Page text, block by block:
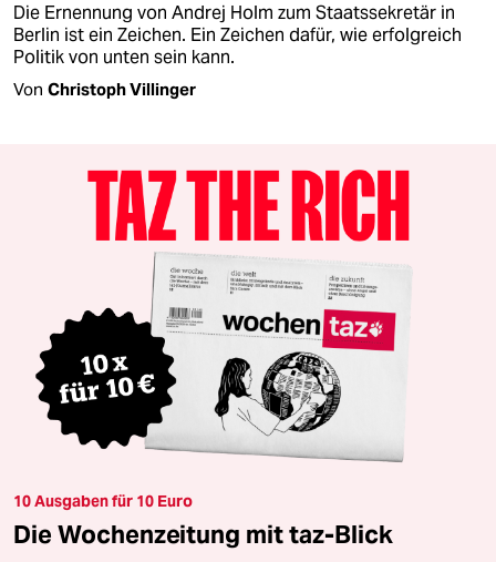
Die Ernennung von Andrej Holm zum Staatssekretär in
Berlin ist ein Zeichen. Ein Zeichen dafür, wie erfolgreich
Politik von unten sein kann.
Von Christoph Villinger
10 Ausgaben für 10 Euro
Die Wochenzeitung mit taz-Blick